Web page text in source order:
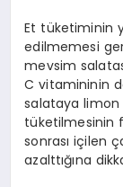
Et tüketiminin
edilmemesi
mevsim
C vitamininin
salataya limon
tüketilmesinin
sonrası içilen
azalttığına